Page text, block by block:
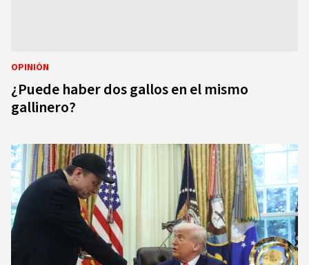
OPINIÓN
¿Puede haber dos gallos en el mismo
gallinero?